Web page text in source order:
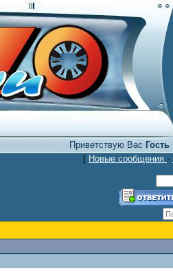
Приветствую Вас Гость|
[ Новые сообщения ·